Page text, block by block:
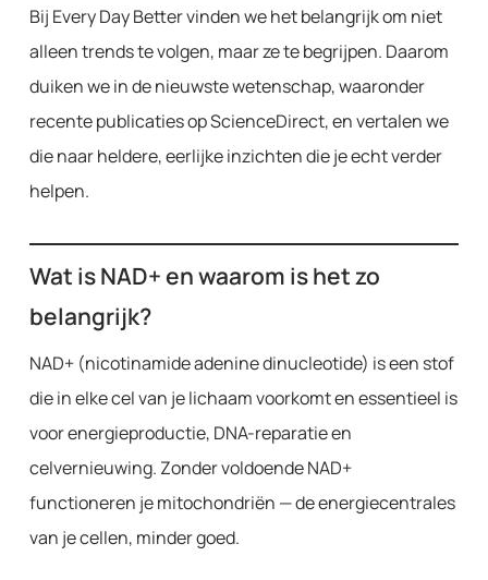
Bij Every Day Better vinden we het belangrijk om niet
alleen trends te volgen, maar ze te begrijpen. Daarom
duiken we in de nieuwste wetenschap, waaronder
recente publicaties op ScienceDirect, en vertalen we
die naar heldere, eerlijke inzichten die je echt verder
helpen.
Wat is NAD+ en waarom is het zo
belangrijk?
NAD+ (nicotinamide adenine dinucleotide) is een stof
die in elke cel van je lichaam voorkomt en essentieel is
voor energieproductie, DNA-reparatie en
celvernieuwing. Zonder voldoende NAD+
functioneren je mitochondriën — de energiecentrales
van je cellen, minder goed.